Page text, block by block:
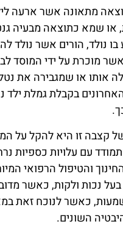
מתאונה אשר ארעה
או שמא כתוצאה מבעיה
בו נולד, הורים אשר נולד
מוכרת על ידי המוסד
אותו או שמגבירה את נטל
בקבלת גמלת ילד
קצבה זו היא להקל על
עם עלויות כספיות
והטיפול הרפואי
בעל נכות ולקות, כאשר
כאשר לנוכח זאת
השונים.